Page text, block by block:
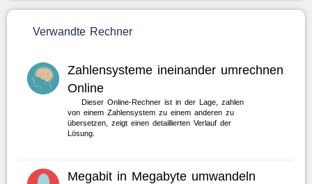
Verwandte Rechner
Zahlensysteme ineinander umrechnen
Online
Dieser Online-Rechner ist in der Lage, zahlen
von einem Zahlensystem zu einem anderen zu
übersetzen, zeigt einen detaillierten Verlauf der
Lösung.
Megabit in Megabyte umwandeln